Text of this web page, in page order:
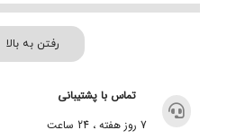
رفتن به بالا
تماس با پشتیبانی
7 روز هفته ، 24 ساعت